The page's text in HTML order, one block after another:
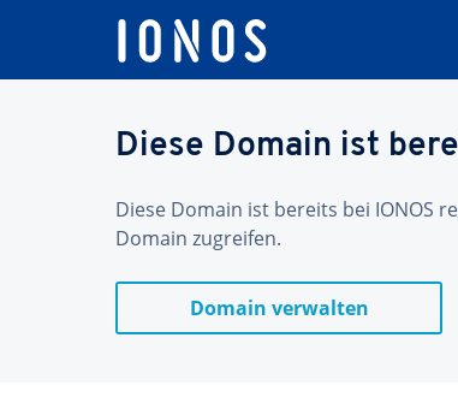
Diese Domain ist
Diese Domain ist bereits bei IONOS
Domain zugreifen.
Domain verwalten